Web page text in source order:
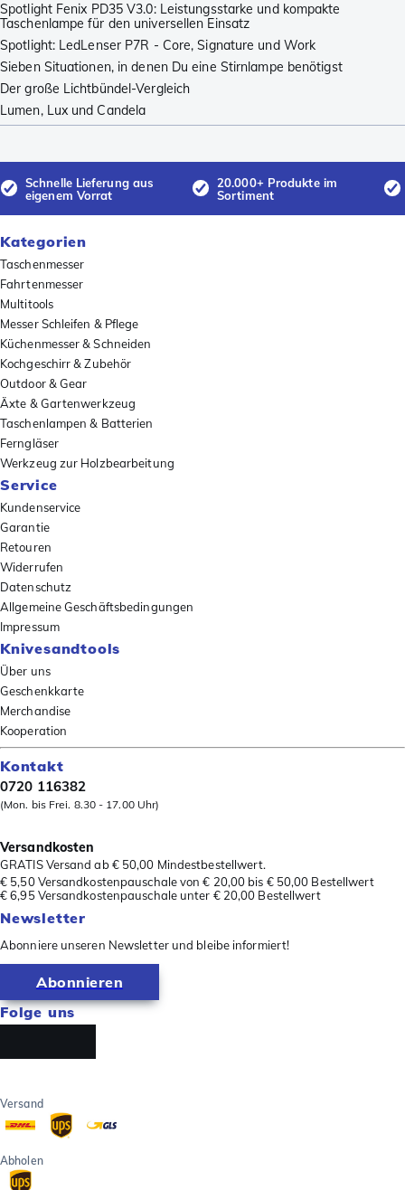
Spotlight Fenix PD35 V3.0: Leistungsstarke und kompakte
Taschenlampe für den universellen Einsatz
Spotlight: LedLenser P7R - Core, Signature und Work
Sieben Situationen, in denen Du eine Stirnlampe benötigst
Der große Lichtbündel-Vergleich
Lumen, Lux und Candela
Schnelle Lieferung aus
eigenem Vorrat
20.000+ Produkte im
Sortiment
Kategorien
Taschenmesser
Fahrtenmesser
Multitools
Messer Schleifen & Pflege
Küchenmesser & Schneiden
Kochgeschirr & Zubehör
Outdoor & Gear
Äxte & Gartenwerkzeug
Taschenlampen & Batterien
Ferngläser
Werkzeug zur Holzbearbeitung
Service
Kundenservice
Garantie
Retouren
Widerrufen
Datenschutz
Allgemeine Geschäftsbedingungen
Impressum
Knivesandtools
Über uns
Geschenkkarte
Merchandise
Kooperation
Kontakt
0720 116382
(Mon. bis Frei. 8.30 - 17.00 Uhr)
Versandkosten
GRATIS Versand ab € 50,00 Mindestbestellwert.
€ 5,50 Versandkostenpauschale von € 20,00 bis € 50,00 Bestellwert
€ 6,95 Versandkostenpauschale unter € 20,00 Bestellwert
Newsletter
Abonniere unseren Newsletter und bleibe informiert!
Abonnieren
Folge uns
Versand
Abholen